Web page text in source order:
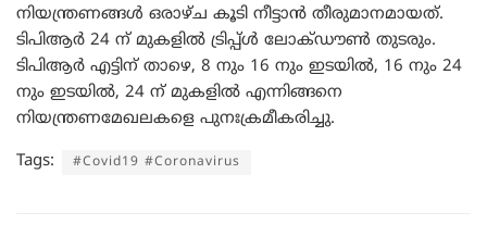
നിയന്ത്രണങ്ങൾ ഒരാഴ്ച കൂടി നീട്ടാൻ തീരുമാനമായത്.
ടിപിആർ 24 ന് മുകളിൽ ട്രിപ്പ്ൾ ലോക്ഡൗൺ തുടരും.
ടിപിആർ എട്ടിന് താഴെ, 8 നും 16 നും ഇടയിൽ, 16 നും 24
നും ഇടയിൽ, 24 ന് മുകളിൽ എന്നിങ്ങനെ
നിയന്ത്രണമേഖലകളെ പുനഃക്രമീകരിച്ചു.
Tags: #Covid19 #Coronavirus